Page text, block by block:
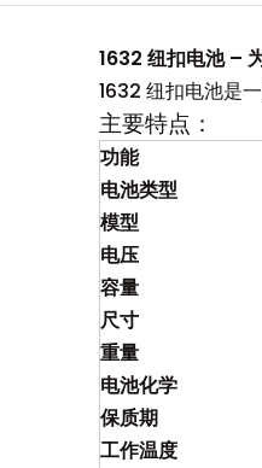
1632 纽扣电池 –
1632 纽扣电池是
主要特点：
功能
电池类型
模型
电压
容量
尺寸
重量
电池化学
保质期
工作温度